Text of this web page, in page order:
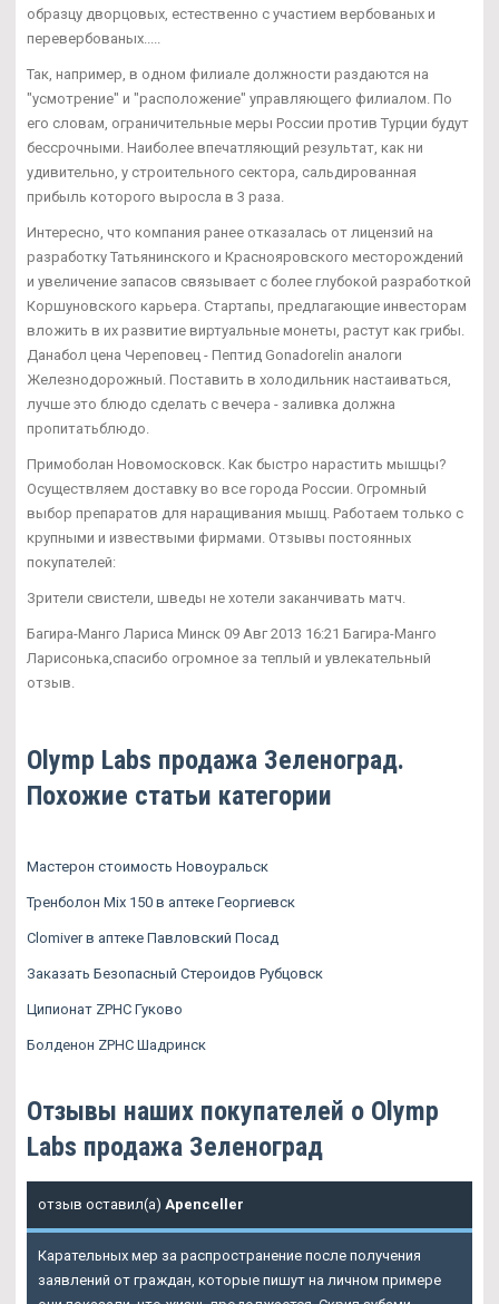
образцу дворцовых, естественно с участием вербованых и
перевербованых.....
Так, например, в одном филиале должности раздаются на
"усмотрение" и "расположение" управляющего филиалом. По
его словам, ограничительные меры России против Турции будут
бессрочными. Наиболее впечатляющий результат, как ни
удивительно, у строительного сектора, сальдированная
прибыль которого выросла в 3 раза.
Интересно, что компания ранее отказалась от лицензий на
разработку Татьянинского и Краснояровского месторождений
и увеличение запасов связывает с более глубокой разработкой
Коршуновского карьера. Стартапы, предлагающие инвесторам
вложить в их развитие виртуальные монеты, растут как грибы.
Данабол цена Череповец - Пептид Gonadorelin аналоги
Железнодорожный. Поставить в холодильник настаиваться,
лучше это блюдо сделать с вечера - заливка должна
пропитатьблюдо.
Примоболан Новомосковск. Как быстро нарастить мышцы?
Осуществляем доставку во все города России. Огромный
выбор препаратов для наращивания мышц. Работаем только с
крупными и извествыми фирмами. Отзывы постоянных
покупателей:
Зрители свистели, шведы не хотели заканчивать матч.
Багира-Манго Лариса Минск 09 Авг 2013 16:21 Багира-Манго
Ларисонька,спасибо огромное за теплый и увлекательный
отзыв.
Olymp Labs продажа Зеленоград.
Похожие статьи категории
Мастерон стоимость Новоуральск
Тренболон Mix 150 в аптеке Георгиевск
Clomiver в аптеке Павловский Посад
Заказать Безопасный Стероидов Рубцовск
Ципионат ZPHC Гуково
Болденон ZPHC Шадринск
Отзывы наших покупателей о Olymp
Labs продажа Зеленоград
отзыв оставил(а) Apenceller
Карательных мер за распространение после получения
заявлений от граждан, которые пишут на личном примере